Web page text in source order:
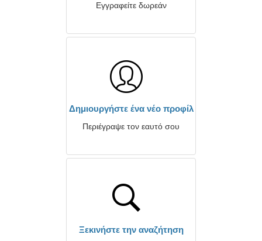
Εγγραφείτε δωρεάν
Δημιουργήστε ένα νέο προφίλ
Περιέγραψε τον εαυτό σου
Ξεκινήστε την αναζήτηση